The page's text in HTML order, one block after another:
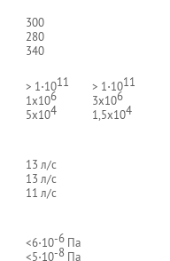
300
280
340
> 1⋅1011
1x106
5x104
> 1⋅1011
3x106
1,5x104
13 л/с
13 л/с
11 л/с
<6⋅10-6 Па
<5⋅10-8 Па